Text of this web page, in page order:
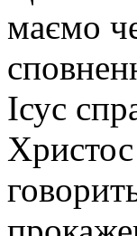
маємо
Ісус